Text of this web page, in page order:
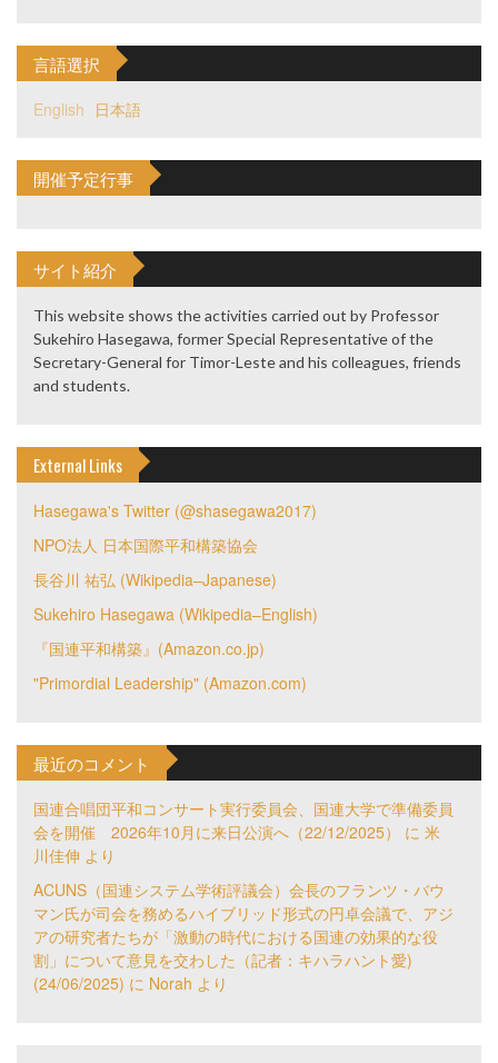
言語選択
English 日本語
開催予定行事
サイト紹介
This website shows the activities carried out by Professor
Sukehiro Hasegawa, former Special Representative of the
Secretary-General for Timor-Leste and his colleagues, friends
and students.
External Links
Hasegawa's Twitter (@shasegawa2017)
NPO法人 日本国際平和構築協会
長谷川 祐弘 (Wikipedia–Japanese)
Sukehiro Hasegawa (Wikipedia–English)
『国連平和構築』(Amazon.co.jp)
"Primordial Leadership" (Amazon.com)
最近のコメント
国連合唱団平和コンサート実行委員会、国連大学で準備委員
会を開催 2026年10月に来日公演へ（22/12/2025）
に 米
川佳伸 より
ACUNS（国連システム学術評議会）会長のフランツ・バウ
マン氏が司会を務めるハイブリッド形式の円卓会議で、アジ
アの研究者たちが「激動の時代における国連の効果的な役
割」について意見を交わした（記者：キハラハント愛)
(24/06/2025) に Norah より